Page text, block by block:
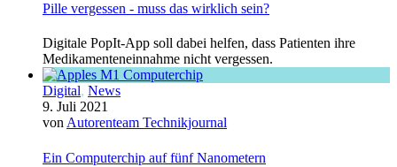
Pille vergessen - muss das wirklich sein?
Digitale PopIt-App soll dabei helfen, dass Patienten ihre
Medikamenteneinnahme nicht vergessen.
Digital, News
9. Juli 2021
von Autorenteam Technikjournal
Ein Computerchip auf fünf Nanometern